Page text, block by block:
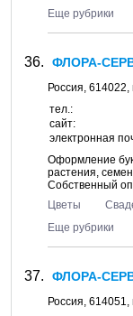
Еще рубрики
ФЛОРА-
Россия, 614022,
тел.:
сайт:
электронная
Оформление
растения,
Собственный
Цветы
Еще рубрики
ФЛОРА-
Россия, 614051,